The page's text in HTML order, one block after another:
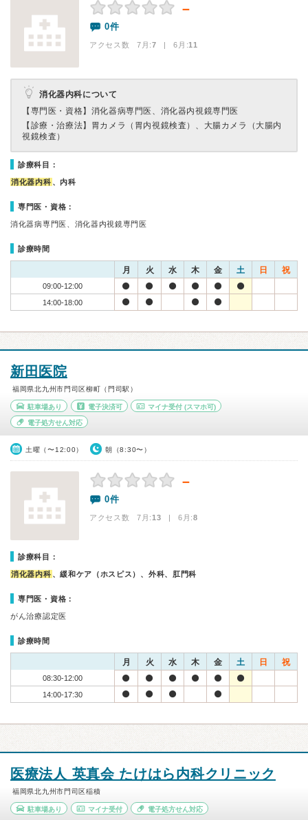
－
0件
アクセス数 7月:7 | 6月:11
消化器内科について
【専門医・資格】 消化器病専門医、消化器内視鏡専門医
【診療・治療法】 胃カメラ（胃内視鏡検査）、大腸カメラ（大腸内
視鏡検査）
診療科目：
消化器内科 、内科
専門医・資格：
消化器病専門医、消化器内視鏡専門医
診療時間
月 火 水 木 金 土 日 祝
09:00-12:00
14:00-18:00
新田医院
福岡県北九州市門司区柳町（門司駅）
駐車場あり 電子決済可 マイナ受付 (スマホ可)
電子処方せん対応
土曜（〜12:00） 朝（8:30〜）
－
0件
アクセス数 7月:13 | 6月:8
診療科目：
消化器内科 、緩和ケア（ホスピス）、外科、肛門科
専門医・資格：
がん治療認定医
診療時間
月 火 水 木 金 土 日 祝
08:30-12:00
14:00-17:30
医療法人 英真会 たけはら内科クリニック
福岡県北九州市門司区稲積
駐車場あり マイナ受付 電子処方せん対応